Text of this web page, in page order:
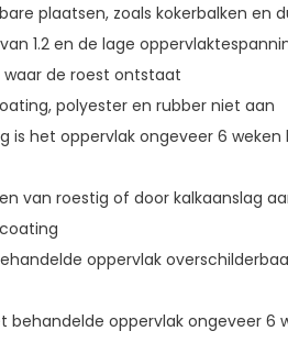
plaatsen, zoals kokerbalken en
1.2 en de lage
de roest ontstaat
polyester en rubber niet aan
is het oppervlak ongeveer 6
van roestig of door kalkaanslag
oppervlak
behandelde oppervlak ongeveer 6